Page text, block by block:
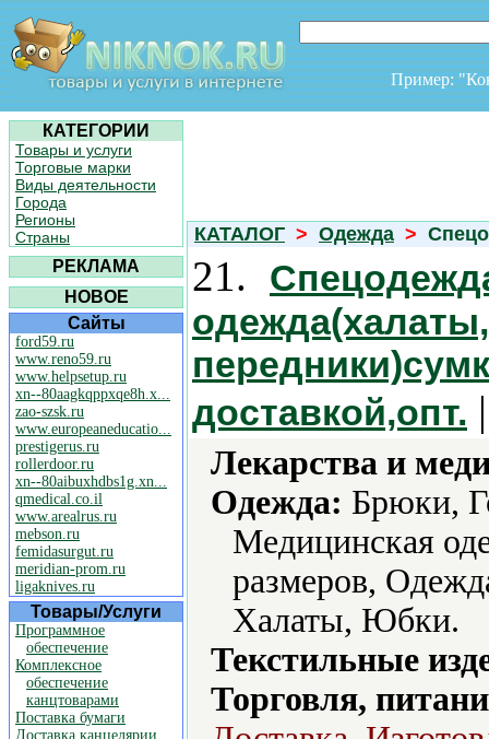
Пример:
КАТЕГОРИИ
Товары и услуги
Торговые марки
Виды деятельности
Города
Регионы
Страны
РЕКЛАМА
НОВОЕ
Сайты
ford59.ru
www.reno59.ru
www.helpsetup.ru
xn--80aagkqppxqe8h.x...
zao-szsk.ru
www.europeaneducatio...
prestigerus.ru
rollerdoor.ru
xn--80aibuxhdbs1g.xn...
qmedical.co.il
www.arealrus.ru
mebson.ru
femidasurgut.ru
meridian-prom.ru
ligaknives.ru
Товары/Услуги
Программное
обеспечение
Комплексное
обеспечение
канцтоварами
Поставка бумаги
Доставка канцелярии
КАТАЛОГ > Одежда >
21.
доставкой,опт.
Лекарства и
Одежда: Брюки,
Медицинская
размеров,
Халаты, Юбки.
Текстильные
Торговля,